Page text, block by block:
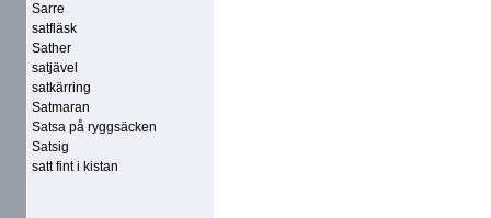
Sarre
satfläsk
Sather
satjävel
satkärring
Satmaran
Satsa på ryggsäcken
Satsig
satt fint i kistan